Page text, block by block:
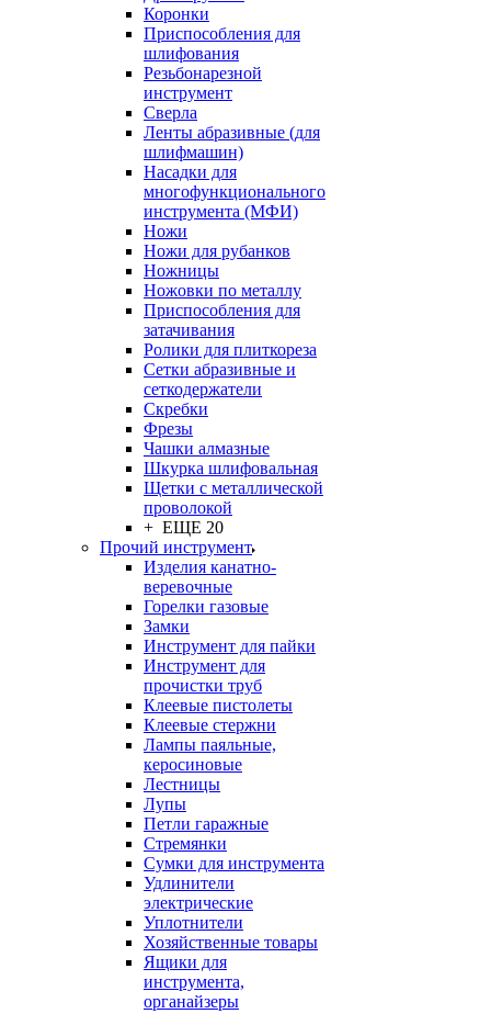
Коронки
Приспособления для
шлифования
Резьбонарезной
инструмент
Сверла
Ленты абразивные (для
шлифмашин)
Насадки для
многофункционального
инструмента (МФИ)
Ножи
Ножи для рубанков
Ножницы
Ножовки по металлу
Приспособления для
затачивания
Ролики для плиткореза
Сетки абразивные и
сеткодержатели
Скребки
Фрезы
Чашки алмазные
Шкурка шлифовальная
Щетки с металлической
проволокой
+ ЕЩЕ 20
Прочий инструмент
Изделия канатно-
веревочные
Горелки газовые
Замки
Инструмент для пайки
Инструмент для
прочистки труб
Клеевые пистолеты
Клеевые стержни
Лампы паяльные,
керосиновые
Лестницы
Лупы
Петли гаражные
Стремянки
Сумки для инструмента
Удлинители
электрические
Уплотнители
Хозяйственные товары
Ящики для
инструмента,
органайзеры